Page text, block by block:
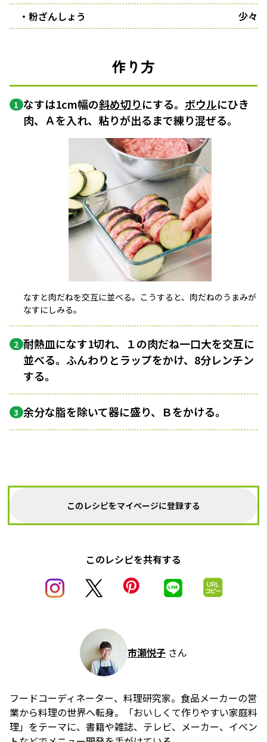
・粉ざんしょう
少々
作り方
1 なすは1cm幅の斜め切りにする。 ボウルにひき
肉、Ａを入れ、粘りが出るまで練り混ぜる。
なすと肉だねを交互に並べる。こうすると、肉だねのうまみが
なすにしみる。
2 耐熱皿になす1切れ、１の肉だね一口大を交互に
並べる。ふんわりとラップをかけ、8分レンチン
する。
3 余分な脂を除いて器に盛り、Ｂをかける。
このレシピをマイページに登録する
このレシピを共有する
市瀬悦子 さん
フードコーディネーター、料理研究家。食品メーカーの営
業から料理の世界へ転身。「おいしくて作りやすい家庭料
理」をテーマに、書籍や雑誌、テレビ、メーカー、イベン